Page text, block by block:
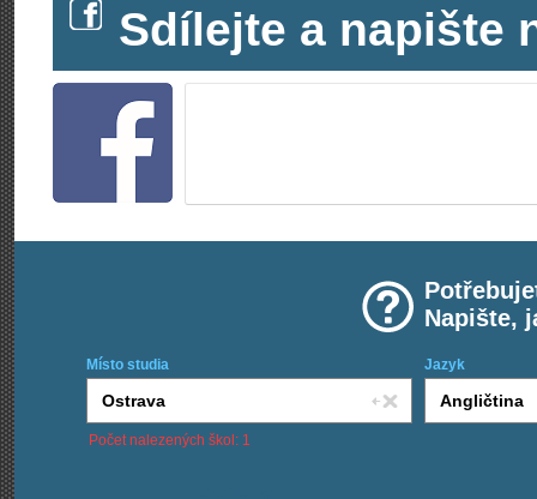
Sdílejte a napište
Napište,
Místo studia Jazyk
Počet nalezených škol: 1